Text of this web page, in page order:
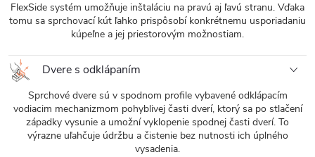
FlexSide systém umožňuje inštaláciu na pravú aj ľavú stranu. Vďaka
tomu sa sprchovací kút ľahko prispôsobí konkrétnemu usporiadaniu
kúpeľne a jej priestorovým možnostiam.
Dvere s odklápaním
Sprchové dvere sú v spodnom profile vybavené odklápacím
vodiacim mechanizmom pohyblivej časti dverí, ktorý sa po stlačení
západky vysunie a umožní vyklopenie spodnej časti dverí. To
výrazne uľahčuje údržbu a čistenie bez nutnosti ich úplného
vysadenia.